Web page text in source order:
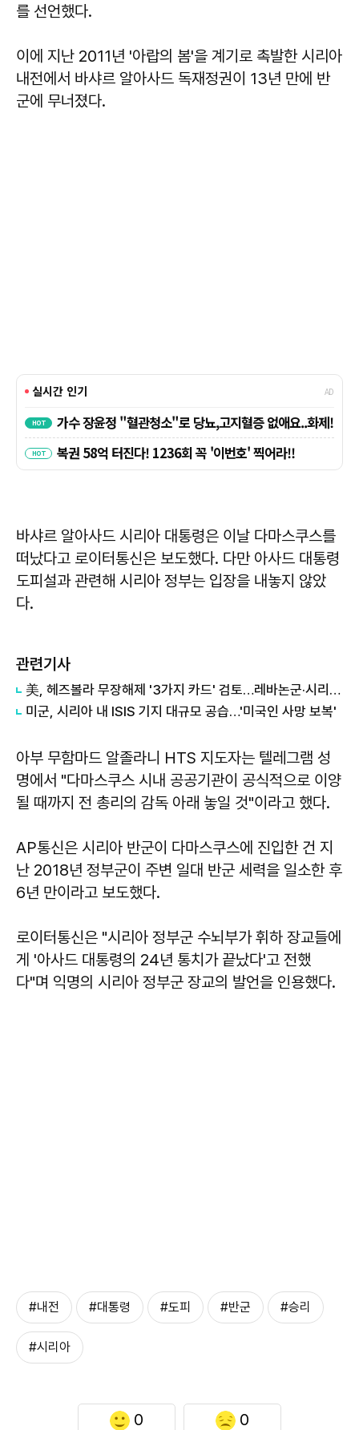
를 선언했다.
이에 지난 2011년 '아랍의 봄'을 계기로 촉발한 시리아
내전에서 바샤르 알아사드 독재정권이 13년 만에 반
군에 무너졌다.
바샤르 알아사드 시리아 대통령은 이날 다마스쿠스를
떠났다고 로이터통신은 보도했다. 다만 아사드 대통령
도피설과 관련해 시리아 정부는 입장을 내놓지 않았
다.
관련기사
美, 헤즈볼라 무장해제 '3가지 카드' 검토…레바논군·시리아·이스라엘 거론
미군, 시리아 내 ISIS 기지 대규모 공습…'미국인 사망 보복'
아부 무함마드 알졸라니 HTS 지도자는 텔레그램 성
명에서 "다마스쿠스 시내 공공기관이 공식적으로 이양
될 때까지 전 총리의 감독 아래 놓일 것"이라고 했다.
AP통신은 시리아 반군이 다마스쿠스에 진입한 건 지
난 2018년 정부군이 주변 일대 반군 세력을 일소한 후
6년 만이라고 보도했다.
로이터통신은 "시리아 정부군 수뇌부가 휘하 장교들에
게 '아사드 대통령의 24년 통치가 끝났다'고 전했
다"며 익명의 시리아 정부군 장교의 발언을 인용했다.
#내전 #대통령 #도피 #반군 #승리
#시리아
0 0